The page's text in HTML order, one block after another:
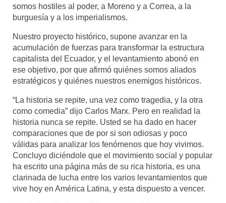
somos hostiles al poder, a Moreno y a Correa, a la
burguesía y a los imperialismos.
Nuestro proyecto histórico, supone avanzar en la
acumulación de fuerzas para transformar la estructura
capitalista del Ecuador, y el levantamiento abonó en
ese objetivo, por que afirmó quiénes somos aliados
estratégicos y quiénes nuestros enemigos históricos.
“La historia se repite, una vez como tragedia, y la otra
como comedia” dijo Carlos Marx. Pero en realidad la
historia nunca se repite. Usted se ha dado en hacer
comparaciones que de por si son odiosas y poco
válidas para analizar los fenómenos que hoy vivimos.
Concluyo diciéndole que el movimiento social y popular
ha escrito una página más de su rica historia, es una
clarinada de lucha entre los varios levantamientos que
vive hoy en América Latina, y esta dispuesto a vencer.